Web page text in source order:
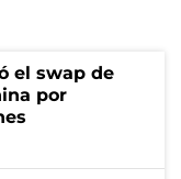
el swap de
por